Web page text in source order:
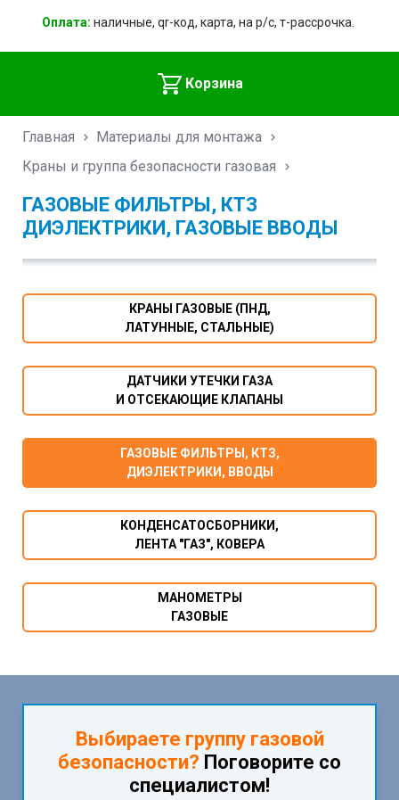
Оплата: наличные, qr-код, карта, на р/с, т-рассрочка.
Корзина
Главная
Материалы для монтажа
Краны и группа безопасности газовая
ГАЗОВЫЕ ФИЛЬТРЫ, КТЗ
ДИЭЛЕКТРИКИ, ГАЗОВЫЕ ВВОДЫ
КРАНЫ ГАЗОВЫЕ (ПНД,
ЛАТУННЫЕ, СТАЛЬНЫЕ)
ДАТЧИКИ УТЕЧКИ ГАЗА
И ОТСЕКАЮЩИЕ КЛАПАНЫ
ГАЗОВЫЕ ФИЛЬТРЫ, КТЗ,
ДИЭЛЕКТРИКИ, ВВОДЫ
КОНДЕНСАТОСБОРНИКИ,
ЛЕНТА "ГАЗ", КОВЕРА
МАНОМЕТРЫ
ГАЗОВЫЕ
Выбираете группу газовой
безопасности? Поговорите со
специалистом!